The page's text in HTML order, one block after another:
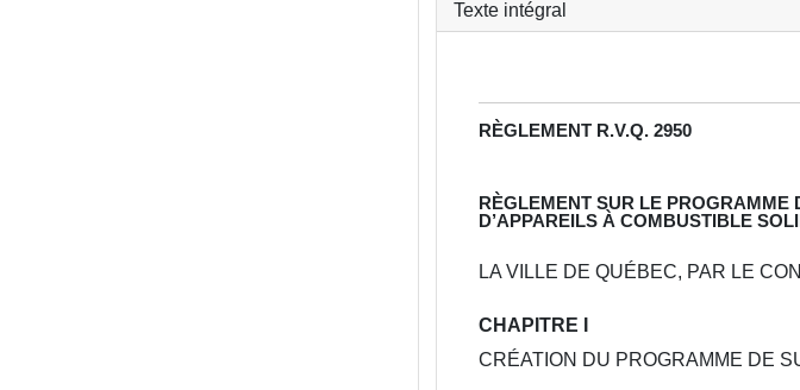
Texte intégral
RÈGLEMENT R.V.Q. 2950
RÈGLEMENT SUR LE
D’APPAREILS À COMBUSTIBLE
LA VILLE DE QUÉBEC, PAR LE
CHAPITRE I
CRÉATION DU PROGRAMME DE